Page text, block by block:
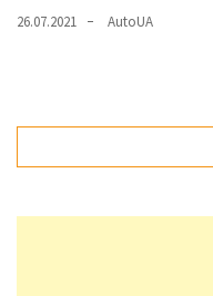
26.07.2021 AutoUA